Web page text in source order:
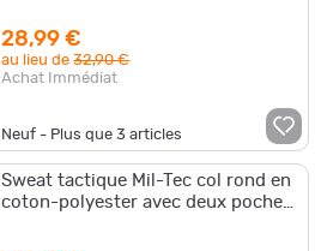
28,99 €
au lieu de32,90 €
Achat Immédiat
Neuf - Plus que3 articles
Sweat tactique Mil-Tec col rond en
coton-polyester avec deux poches